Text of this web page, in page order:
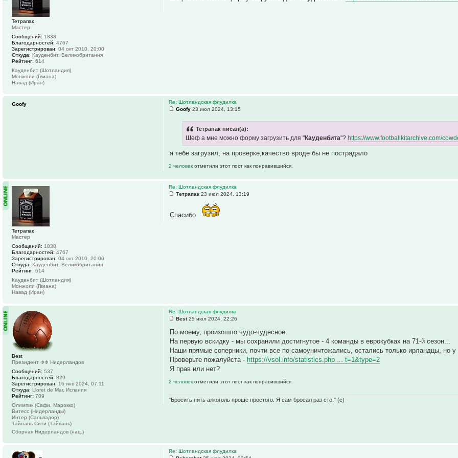
Тетрапак
Мастер
Сообщений: 1838
Благодарностей: 4767
Зарегистрирован: 04 окт 2010, 20:00
Откуда: Кауденбит, Великобритания
Рейтинг: 614
Кауденбит (Шотландия)
Монжоли (Гвиана)
Навад (Иран)
Re: Шотландская флудилка
Goofy 23 июл 2024, 13:15
Тетрапак писал(а):
Шеф а мне можно форму загрузить для "Кауденбита"?https://www.footballkitarchive.com/
я тебе загрузил, на проверке,качество вроде бы не пострадало
2 человекотметили этот пост как понравившийся.
Goofy
Re: Шотландская флудилка
Тетрапак 23 июл 2024, 13:19
Спасибо
Тетрапак
Мастер
Сообщений: 1838
Благодарностей: 4767
Зарегистрирован: 04 окт 2010, 20:00
Откуда: Кауденбит, Великобритания
Рейтинг: 614
Кауденбит (Шотландия)
Монжоли (Гвиана)
Навад (Иран)
Re: Шотландская флудилка
Best25 июл 2024, 22:26
По моему, произошло чудо-чудесное.
На первую вскидку - мы сохранили достигнутое - 4 команды в еврокубках на 71-й сезон...
Наши прямые соперники, почти все по самоуничтожались, остались только ирландцы, но у
Проверьте пожалуйста - https://vsol.info/statistics.php ... t=1&type=2
Я прав или нет?
2 человекотметили этот пост как понравившийся.
"Бросить пить алкоголь проще простого. Я сам бросал раз сто." (с)
Best
Президент ФФ Нидерландов
Сообщений: 537
Благодарностей: 829
Зарегистрирован: 16 янв 2024, 07:11
Откуда: Lloret de Mar, Испания
Рейтинг: 709
Олимпик (Сафи, Марокко)
Витесс (Нидерланды)
Интер (Сальвадор)
Тайнань Сити (Тайвань)
Сборная Нидерландов (нац.)
Re: Шотландская флудилка